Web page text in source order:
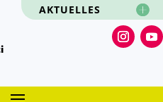
AKTUELLES